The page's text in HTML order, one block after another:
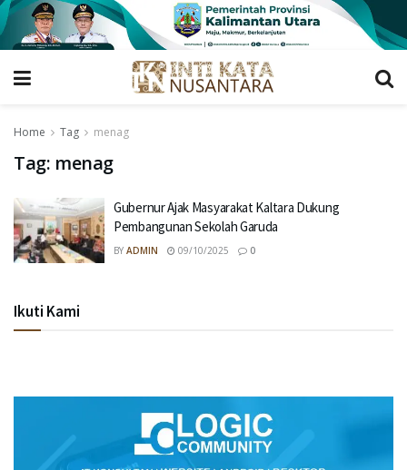
Home Tag menag
Tag: menag
Gubernur Ajak Masyarakat Kaltara Dukung
Pembangunan Sekolah Garuda
BY ADMIN 09/10/2025 0
Ikuti Kami